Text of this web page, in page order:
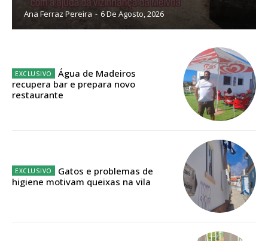
Planos de Assinatura
Sendo assinante terá acesso a todos os conteúdos exclusivos e versões
digitais.
Escolha o plano de assinatura desejado:
ASSINATURA
IMPRESSA
Ana Ferraz Pereira - 6 De Agosto, 2026
Água de Madeiros
recupera bar e prepara novo
restaurante
Gatos e problemas de
higiene motivam queixas na vila